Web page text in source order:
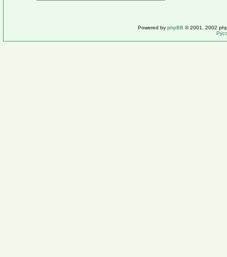
Powered by phpBB © 2001, 2002